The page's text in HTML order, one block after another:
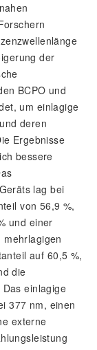
der
BCPO und
um einlagige
deren
Ergebnisse
bessere
lag bei
von 56,9 %,
und einer
mehrlagigen
auf 60,5 %,
die
einlagige
377 nm, einen
externe